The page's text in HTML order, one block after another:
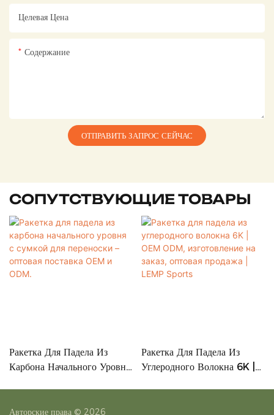
Целевая Цена
Содержание
ОТПРАВИТЬ ЗАПРОС СЕЙЧАС
СОПУТСТВУЮЩИЕ ТОВАРЫ
Ракетка Для Падела Из
Карбона Начального Уровня
ODM.
Ракетка Для Падела Из
Углеродного Волокна 6K |
Авторские права © 2026